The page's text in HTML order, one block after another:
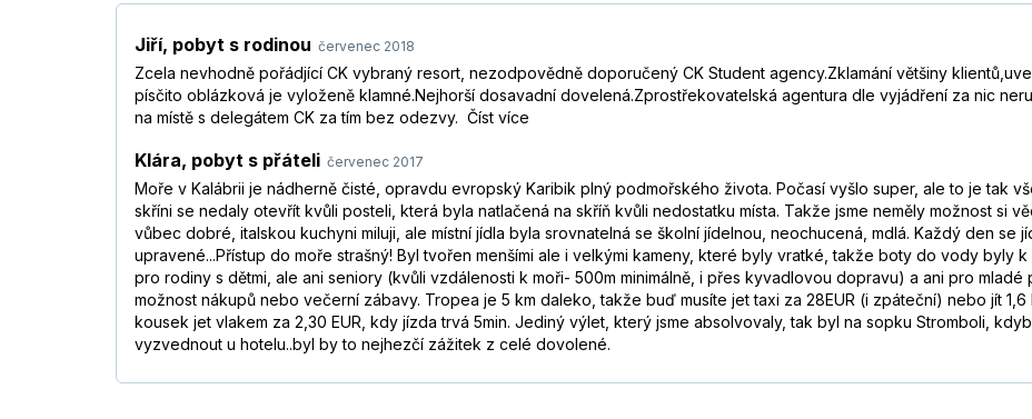
Jiří, pobyt s rodinou červenec 2018
Zcela nevhodně pořádjící CK vybraný resort, nezodpovědně doporučený CK Student agency.Zklamání většiny
písčito oblázková je vyloženě klamné.Nejhorší dosavadní dovelená.Zprostřekovatelská agentura dle vyjádření za nic
na místě s delegátem CK za tím bez odezvy. Číst více
Klára, pobyt s přáteli červenec 2017
Moře v Kalábrii je nádherně čisté, opravdu evropský Karibik plný podmořského života. Počasí vyšlo super, ale to je tak
skříni se nedaly otevřít kvůli posteli, která byla natlačená na skříň kvůli nedostatku místa. Takže jsme neměly možnost si
vůbec dobré, italskou kuchyni miluji, ale místní jídla byla srovnatelná se školní jídelnou, neochucená, mdlá. Každý den se
upravené...Přístup do moře strašný! Byl tvořen menšími ale i velkými kameny, které byly vratké, takže boty do vody byly
pro rodiny s dětmi, ale ani seniory (kvůli vzdálenosti k moři- 500m minimálně, i přes kyvadlovou dopravu) a ani pro
možnost nákupů nebo večerní zábavy. Tropea je 5 km daleko, takže buď musíte jet taxi za 28EUR (i zpáteční) nebo jít
kousek jet vlakem za 2,30 EUR, kdy jízda trvá 5min. Jediný výlet, který jsme absolvovaly, tak byl na sopku Stromboli,
vyzvednout u hotelu..byl by to nejhezčí zážitek z celé dovolené.